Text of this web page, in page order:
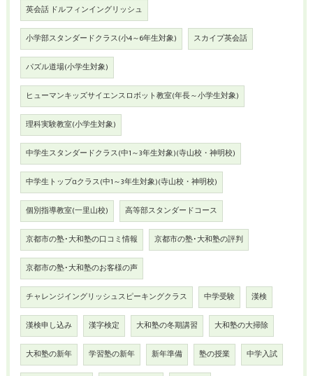
英会話 ドルフィンイングリッシュ
小学部スタンダードクラス(小4～6年生対象) スカイプ英会話
パズル道場(小学生対象)
ヒューマンキッズサイエンスロボット教室(年長～小学生対象)
理科実験教室(小学生対象)
中学生スタンダードクラス(中1～3年生対象)(寺山校・神明校)
中学生トップαクラス(中1～3年生対象)(寺山校・神明校)
個別指導教室(一里山校) 高等部スタンダードコース
京都市の塾･大和塾の口コミ情報 京都市の塾･大和塾の評判
京都市の塾･大和塾のお客様の声
チャレンジイングリッシュスピーキングクラス 中学受験 漢検
漢検申し込み 漢字検定 大和塾の冬期講習 大和塾の大掃除
大和塾の新年 学習塾の新年 新年準備 塾の授業 中学入試